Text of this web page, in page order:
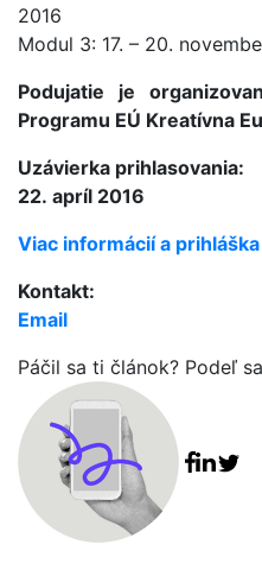
2016
Modul 3: 17. – 20.
Podujatie je
Programu EÚ Kreatívna
Uzávierka prihlasovania:
22. apríl 2016
Viac informácií a prihláška
Kontakt:
Email
Páčil sa ti článok? Podeľ